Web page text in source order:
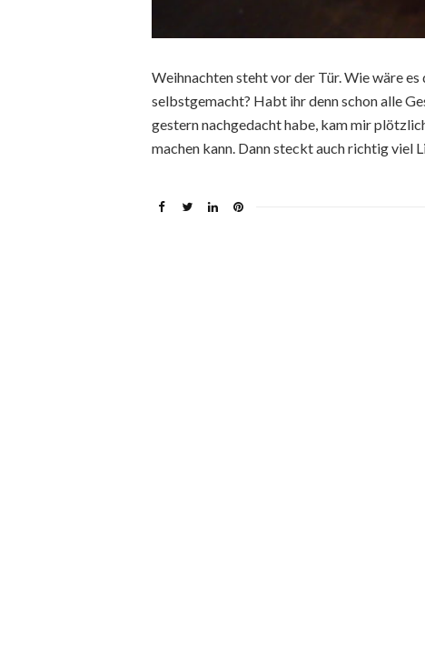
Weihnachten steht vor der Tür. Wie wäre
selbstgemacht? Habt ihr denn schon alle
gestern nachgedacht habe, kam mir
machen kann. Dann steckt auch richtig viel